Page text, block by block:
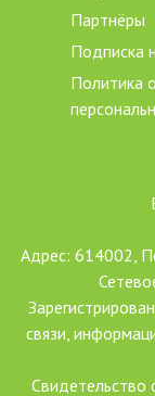
Партнёры
Подписка
Политика
Адрес: 614002,
связи,